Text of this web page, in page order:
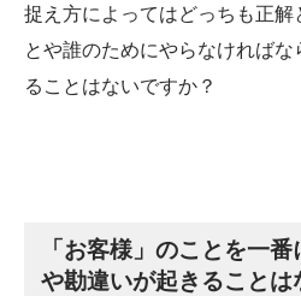
捉え方によってはどっちも正解
とや誰のためにやらなければ
ることはないですか？
「お客様」のことを一
や勘違いが起きることは